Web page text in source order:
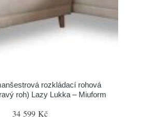
rozkládací rohová
roh) Lazy Lukka – Miuform
34 599 Kč